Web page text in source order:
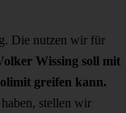
Die nutzen wir für
Wissing soll mit
greifen kann.
stellen wir